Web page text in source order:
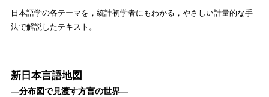
日本語学の各テーマを，統計初学者にもわかる，やさしい計量的な手
法で解説したテキスト。
新日本言語地図
―分布図で見渡す方言の世界―